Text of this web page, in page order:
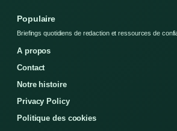
Populaire
Briefings quotidiens de redaction et ressources de
A propos
Contact
Notre histoire
Privacy Policy
Politique des cookies